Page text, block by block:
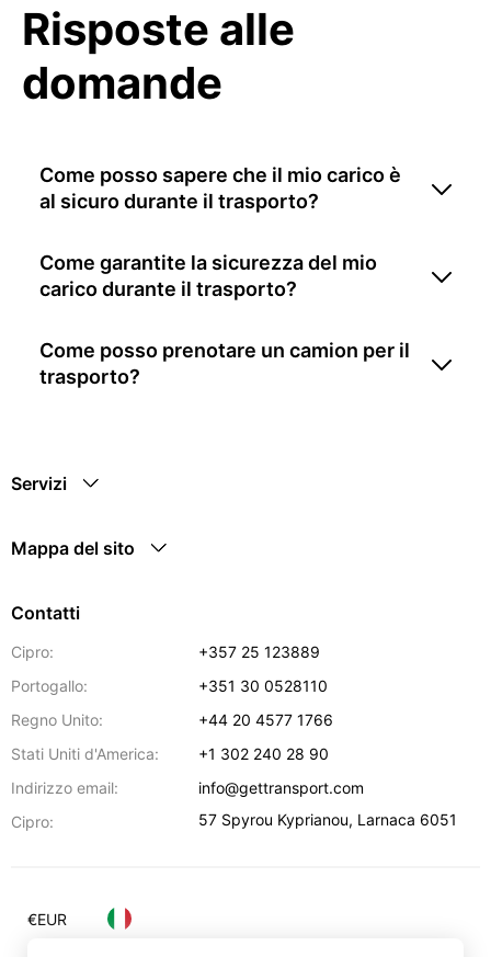
Risposte alle
domande
Come posso sapere che il mio carico è
al sicuro durante il trasporto?
Come garantite la sicurezza del mio
carico durante il trasporto?
Come posso prenotare un camion per il
trasporto?
Servizi
Mappa del sito
Contatti
Cipro:
+357 25 123889
Portogallo:
+351 30 0528110
Regno Unito:
+44 20 4577 1766
Stati Uniti d'America:
+1 302 240 28 90
Indirizzo email:
info@gettransport.com
Cipro:
57 Spyrou Kyprianou, Larnaca 6051
€EUR